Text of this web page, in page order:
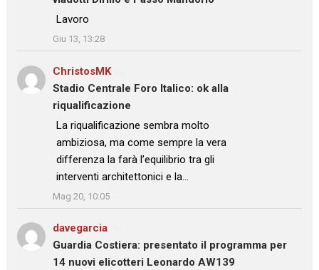
: “Lavoro
”
Giu 13, 13:28
ChristosMKsu
Stadio Centrale Foro Italico: ok alla
riqualificazione
: “La riqualificazione sembra molto
ambiziosa, ma come sempre la vera
differenza la farà l’equilibrio tra gli
interventi architettonici e la…
”
Mag 20, 10:05
davegarcia
Guardia Costiera: presentato il programma per
14 nuovi elicotteri Leonardo AW139